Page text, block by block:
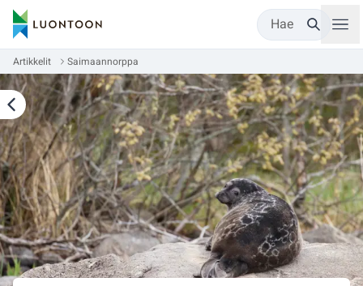
Hae
Artikkelit Saimaannorppa